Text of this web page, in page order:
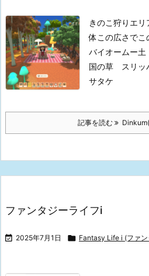
きのこ狩りエ
体この広さでこ
バイオームー土
国の草 スリッ
サタケ
記事を読む Dinkum(
ファンタジーライフi
 2025年7月1日  Fantasy Life i (ファ